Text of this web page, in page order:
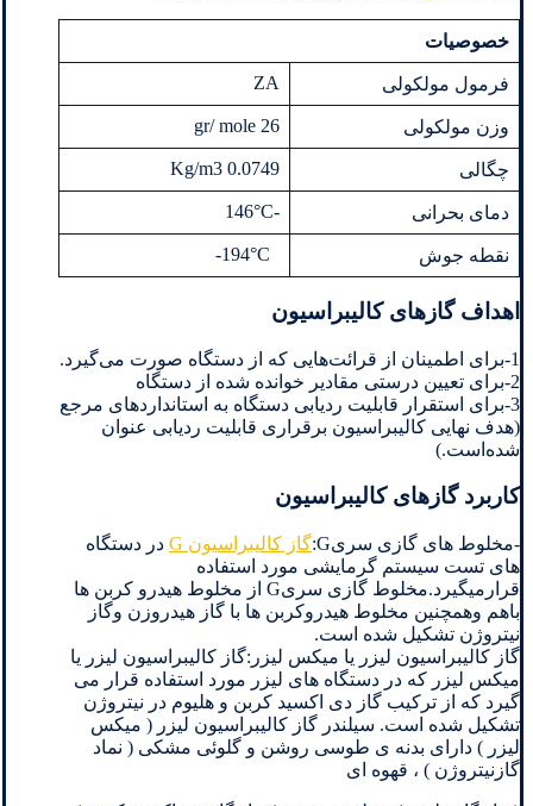
خصوصیات
فرمول مولکولی ZA
وزن مولکولی 26 gr/ mole
چگالی 0.0749 Kg/m3
دمای بحرانی -146°C
نقطه جوش
اهداف گازهای کالیبراسیون
1-برای اطمینان از قرائت‌هایی که از دستگاه صورت می‌گیرد.
2-برای تعیین درستی مقادیر خوانده شده از دستگاه
3-برای استقرار قابلیت ردیابی دستگاه به استانداردهای مرجع
(هدف نهایی کالیبراسیون برقراری قابلیت ردیابی عنوان
شده‌است.)
کاربرد گازهای کالیبراسیون
-مخلوط های گازی سریG: گاز کالیبراسیون G
در دستگاه
های تست سیستم گرمایشی مورد استفاده
قرارمیگیرد.مخلوط گازی سریG از مخلوط هیدرو کربن ها
باهم وهمچنین مخلوط هیدروکربن ها با گاز هیدروزن وگاز
نیتروژن تشکیل شده است.
گاز کالیبراسیون لیزر یا میکس لیزر:گاز کالیبراسیون لیزر یا
میکس لیزر که در دستگاه های لیزر مورد استفاده قرار می
گیرد که از ترکیب گاز دی اکسید کربن و هلیوم در نیتروژن
تشکیل شده است. سیلندر گاز کالیبراسیون لیزر ( میکس
لیزر ) دارای بدنه ی طوسی روشن و گلوئی مشکی ( نماد
گازنیتروژن ) ، قهوه ای